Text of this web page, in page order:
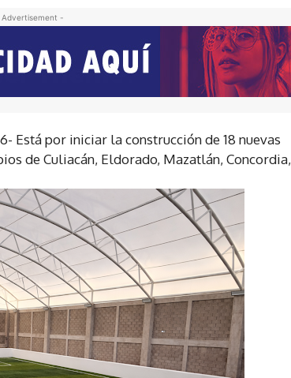
-
Está por iniciar la construcción de 18 nuevas
de Culiacán, Eldorado, Mazatlán, Concordia,